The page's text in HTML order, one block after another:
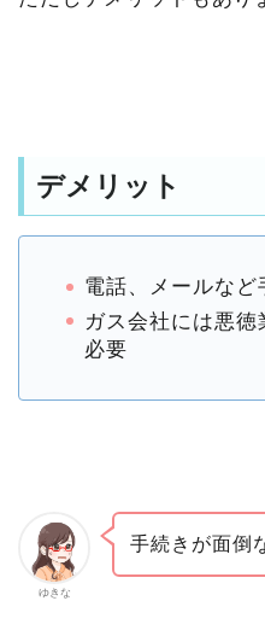
デメリット
電話、メールなど
ガス会社には悪
必要
ゆきな
手続きが面倒